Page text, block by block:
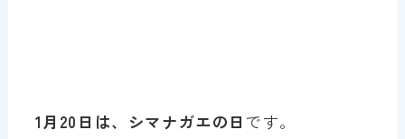
1月20日は、シマナガエの日 です。